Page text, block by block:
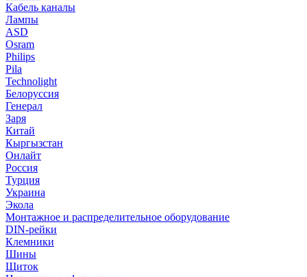
Кабель каналы
Лампы
ASD
Osram
Philips
Pila
Technolight
Белоруссия
Генерал
Заря
Китай
Кыргызстан
Онлайт
Россия
Турция
Украина
Экола
Монтажное и распределительное оборудование
DIN-рейки
Клемники
Шины
Щиток